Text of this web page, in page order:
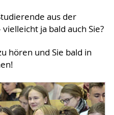
aus der
ja bald auch Sie?
hören und Sie bald in